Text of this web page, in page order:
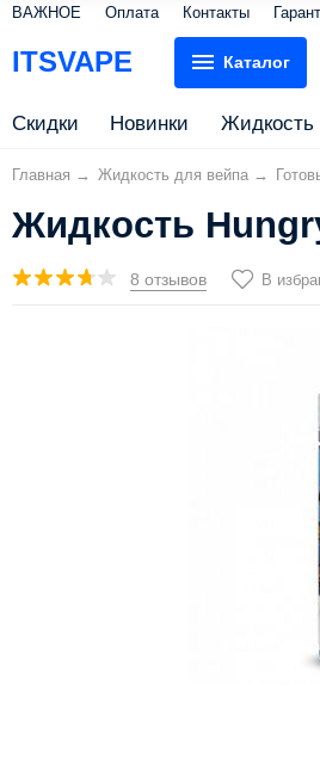
ВАЖНОЕ Оплата Контакты
ITSVAPE Каталог
Скидки Новинки Жидкость
Главная → Жидкость для вейпа →
Жидкость
8 отзывов В